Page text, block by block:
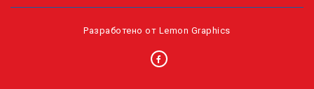
Разработено от Lemon Graphics